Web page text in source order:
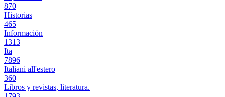
870
Historias
465
Información
1313
Ita
7896
Italiani all'estero
360
Libros y revistas, literatura.